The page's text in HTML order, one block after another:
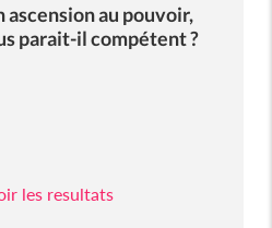
ascension au pouvoir,
parait-il compétent ?
les resultats